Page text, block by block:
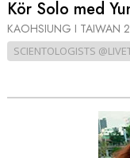
Kör Solo med
KAOHSIUNG I TAIWAN
SCIENTOLOGISTS